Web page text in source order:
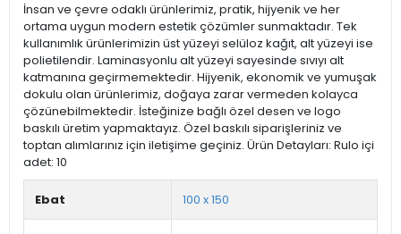
İnsan ve çevre odaklı ürünlerimiz, pratik, hijyenik ve her
ortama uygun modern estetik çözümler sunmaktadır. Tek
kullanımlık ürünlerimizin üst yüzeyi selüloz kağıt, alt yüzeyi ise
polietilendir. Laminasyonlu alt yüzeyi sayesinde sıvıyı alt
katmanına geçirmemektedir. Hijyenik, ekonomik ve yumuşak
dokulu olan ürünlerimiz, doğaya zarar vermeden kolayca
çözünebilmektedir. İsteğinize bağlı özel desen ve logo
baskılı üretim yapmaktayız. Özel baskılı siparişleriniz ve
toptan alımlarınız için iletişime geçiniz. Ürün Detayları: Rulo içi
adet: 10
Ebat 100 x 150